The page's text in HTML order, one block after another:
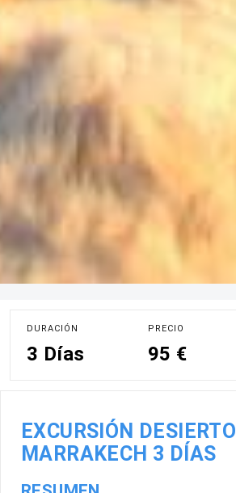
DURACIÓN
3 Días
PRECIO
95 €
EXCURSIÓN DESIERTO
MARRAKECH 3 DÍAS